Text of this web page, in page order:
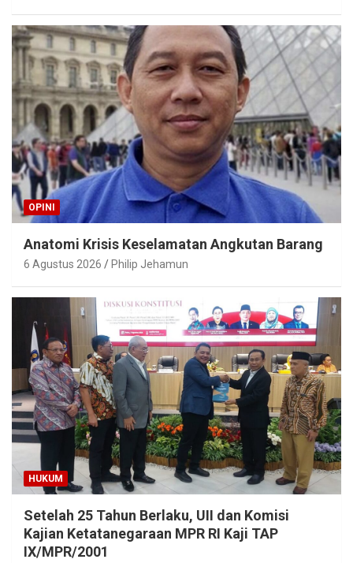
OPINI
Anatomi Krisis Keselamatan Angkutan Barang
6 Agustus 2026 Philip Jehamun
HUKUM
Setelah 25 Tahun Berlaku, UII dan Komisi
Kajian Ketatanegaraan MPR RI Kaji TAP
IX/MPR/2001